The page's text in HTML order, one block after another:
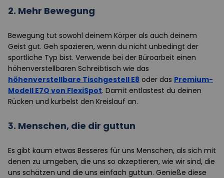
2. Mehr Bewegung
Bewegung tut sowohl deinem Körper als auch deinem
Geist gut. Geh spazieren, wenn du nicht unbedingt der
sportliche Typ bist. Verwende bei der Büroarbeit einen
höhenverstellbaren Schreibtisch wie das
höhenverstellbare Tischgestell E8 oder das Premium-
Modell E7Q von FlexiSpot. Damit entlastest du deinen
Rücken und kurbelst den Kreislauf an.
3. Menschen, die dir guttun
Es gibt kaum etwas Besseres für uns Menschen, als sich mit
denen zu umgeben, die uns so akzeptieren, wie wir sind, die
uns schätzen und die uns einfach guttun. Genieße diese